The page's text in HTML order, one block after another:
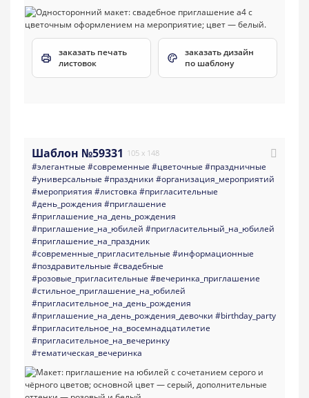
заказать печать
листовок
заказать дизайн
по шаблону
Шаблон №59331 105 x 148
#элегантные #современные #цветочные #праздничные
#универсальные #праздники #организация_мероприятий
#мероприятия #листовка #пригласительные
#день_рождения #приглашение
#приглашение_на_день_рождения
#приглашение_на_юбилей #пригласительный_на_юбилей
#приглашение_на_праздник
#современные_пригласительные #информационные
#поздравительные #свадебные
#розовые_пригласительные #вечеринка_приглашение
#стильное_приглашение_на_юбилей
#пригласительное_на_день_рождения
#приглашение_на_день_рождения_девочки #birthday_party
#пригласительное_на_восемнадцатилетие
#пригласительное_на_вечеринку
#тематическая_вечеринка